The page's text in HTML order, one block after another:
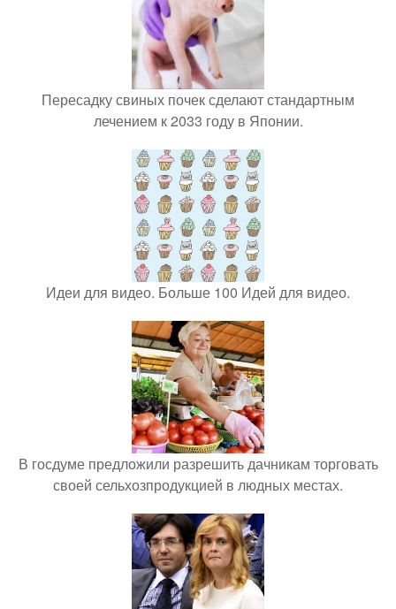
Пересадку свиных почек сделают стандартным
лечением к 2033 году в Японии.
Идеи для видео. Больше 100 Идей для видео.
В госдуме предложили разрешить дачникам торговать
своей сельхозпродукцией в людных местах.